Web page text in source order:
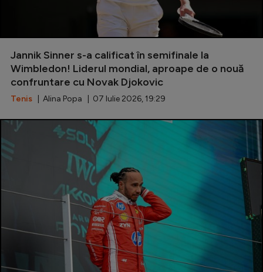
Jannik Sinner s-a calificat în semifinale la
Wimbledon! Liderul mondial, aproape de o nouă
confruntare cu Novak Djokovic
Tenis | Alina Popa | 07 Iulie 2026, 19:29